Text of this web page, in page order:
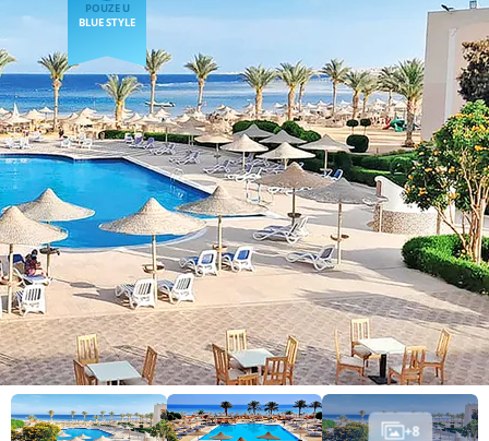
POUZE U
BLUE STYLE
+8